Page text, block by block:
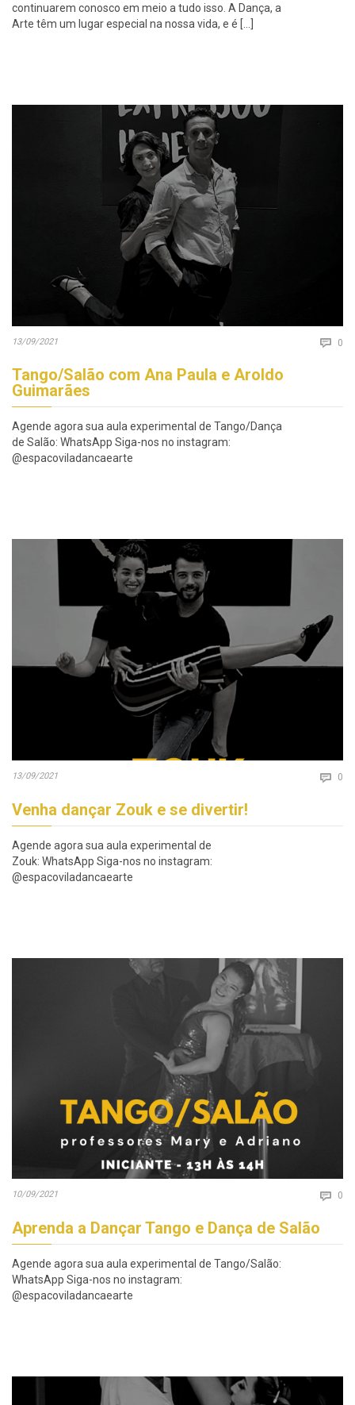
continuarem conosco em meio a tudo isso. A Dança, a
Arte têm um lugar especial na nossa vida, e é […]
13/09/2021  0
Tango/Salão com Ana Paula e Aroldo
Guimarães
Agende agora sua aula experimental de Tango/Dança
de Salão: WhatsApp Siga-nos no instagram:
@espacoviladancaearte
13/09/2021  0
Venha dançar Zouk e se divertir!
Agende agora sua aula experimental de
Zouk: WhatsApp Siga-nos no instagram:
@espacoviladancaearte
10/09/2021  0
Aprenda a Dançar Tango e Dança de Salão
Agende agora sua aula experimental de Tango/Salão:
WhatsApp Siga-nos no instagram:
@espacoviladancaearte